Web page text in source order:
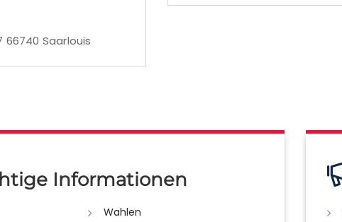
Saarlouis
Informationen
Wahlen